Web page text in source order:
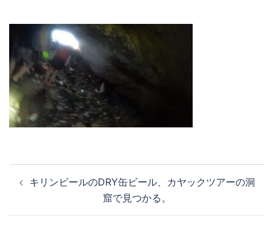
ー
稿 キリンビールのDRY缶ビール、カヤックツアーの洞
窟で見つかる。